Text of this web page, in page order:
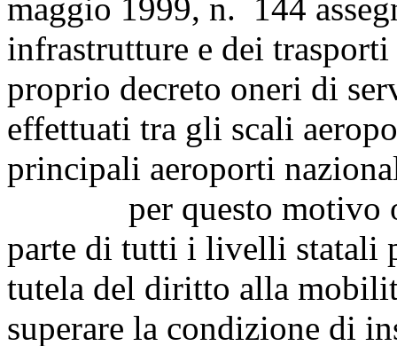
maggio 1999, n. 144
infrastrutture e dei
proprio decreto oneri di
effettuati tra gli scali
principali aeroporti
per questo motivo
parte di tutti i livelli statali
tutela del diritto alla
superare la condizione di